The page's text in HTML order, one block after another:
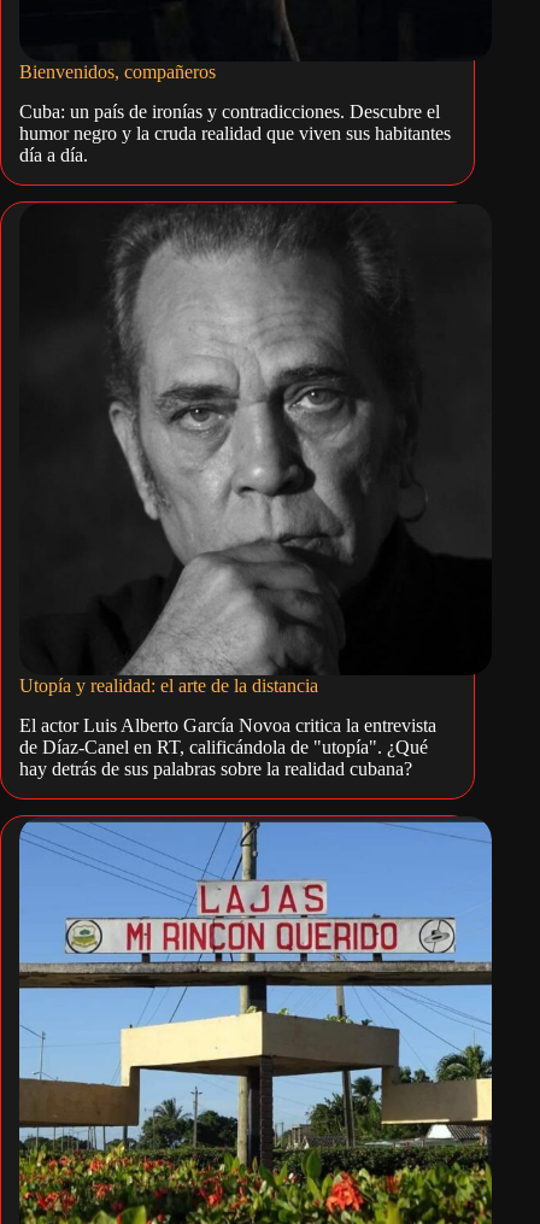
Bienvenidos, compañeros
Cuba: un país de ironías y contradicciones. Descubre el
humor negro y la cruda realidad que viven sus habitantes
día a día.
Utopía y realidad: el arte de la distancia
El actor Luis Alberto García Novoa critica la entrevista
de Díaz-Canel en RT, calificándola de "utopía". ¿Qué
hay detrás de sus palabras sobre la realidad cubana?